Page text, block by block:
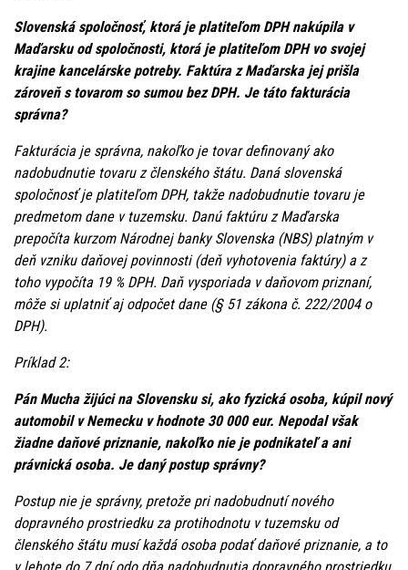
Slovenská spoločnosť, ktorá je platiteľom DPH nakúpila v
Maďarsku od spoločnosti, ktorá je platiteľom DPH vo svojej
krajine kancelárske potreby. Faktúra z Maďarska jej prišla
zároveň s tovarom so sumou bez DPH. Je táto fakturácia
správna?
Fakturácia je správna, nakoľko je tovar definovaný ako
nadobudnutie tovaru z členského štátu. Daná slovenská
spoločnosť je platiteľom DPH, takže nadobudnutie tovaru je
predmetom dane v tuzemsku. Danú faktúru z Maďarska
prepočíta kurzom Národnej banky Slovenska (NBS) platným v
deň vzniku daňovej povinnosti (deň vyhotovenia faktúry) a z
toho vypočíta 19 % DPH. Daň vysporiada v daňovom priznaní,
môže si uplatniť aj odpočet dane (§ 51 zákona č. 222/2004 o
DPH).
Príklad 2:
Pán Mucha žijúci na Slovensku si, ako fyzická osoba, kúpil nový
automobil v Nemecku v hodnote 30 000 eur. Nepodal však
žiadne daňové priznanie, nakoľko nie je podnikateľ a ani
právnická osoba. Je daný postup správny?
Postup nie je správny, pretože pri nadobudnutí nového
dopravného prostriedku za protihodnotu v tuzemsku od
členského štátu musí každá osoba podať daňové priznanie, a to
v lehote do 7 dní odo dňa nadobudnutia dopravného prostriedku.